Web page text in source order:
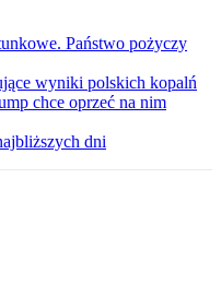
Państwo pożyczy
wyniki polskich kopalń
chce oprzeć na nim
dni